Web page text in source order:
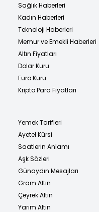
Sağlık Haberleri
Kadın Haberleri
Teknoloji Haberleri
Memur ve Emekli Haberleri
Altın Fiyatları
Dolar Kuru
Euro Kuru
Kripto Para Fiyatları
Yemek Tarifleri
Ayetel Kürsi
Saatlerin Anlamı
Aşk Sözleri
Günaydın Mesajları
Gram Altın
Çeyrek Altın
Yarım Altın